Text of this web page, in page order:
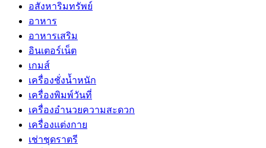
อสังหาริมทรัพย์
อาหาร
อาหารเสริม
อินเตอร์เน็ต
เกมส์
เครื่องชั่งน้ำหนัก
เครื่องพิมพ์วันที่
เครื่องอำนวยความสะดวก
เครื่องแต่งกาย
เช่าชุดราตรี